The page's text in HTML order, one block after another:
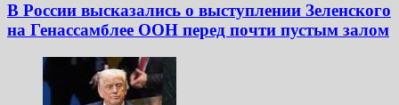
В России высказались о выступлении Зеленского
на Генассамблее ООН перед почти пустым залом